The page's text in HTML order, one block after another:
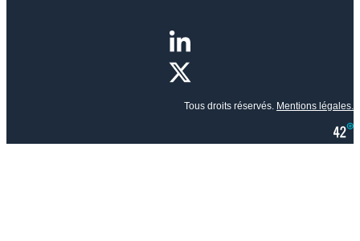
Tous droits réservés. Mentions légales.